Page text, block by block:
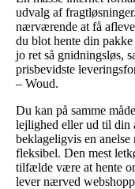
udvalg af
nærværende at få
du blot hente din
jo ret så gnidningsløs,
prisbevidste
– Woud.
Du kan på samme
lejlighed eller ud til din
beklageligvis en anelse
fleksibel. Den mest
tilfælde være at hente
lever nærved